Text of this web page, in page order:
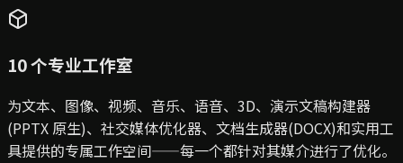
10 个专业工作室
为文本、图像、视频、音乐、语音、3D、演示文稿构建器
(PPTX 原生)、社交媒体优化器、文档生成器(DOCX)和实用工
具提供的专属工作空间——每一个都针对其媒介进行了优化。